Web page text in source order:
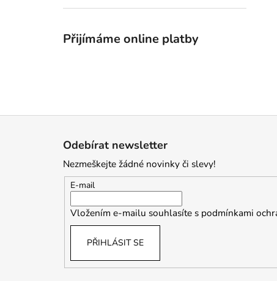
Přijímáme online platby
Odebírat newsletter
Nezmeškejte žádné novinky či slevy!
E-mail
Vložením e-mailu souhlasíte s podmínkami
PŘIHLÁSIT SE